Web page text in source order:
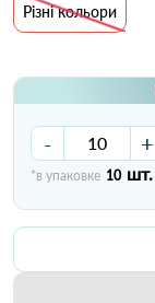
Різні кольори
- +
*в упаковке 10 шт.